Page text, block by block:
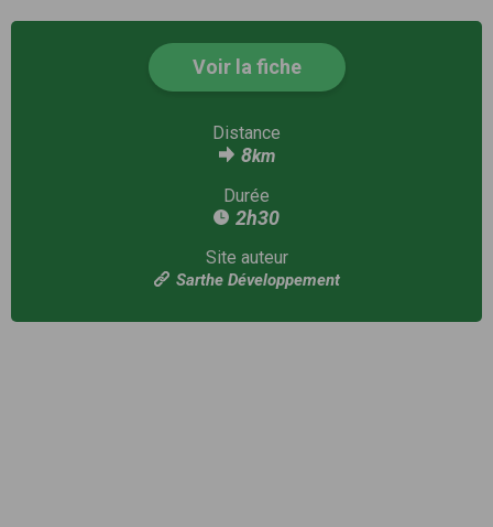
Voir la fiche
Distance
8km
Durée
2h30
Site auteur
Sarthe Développement